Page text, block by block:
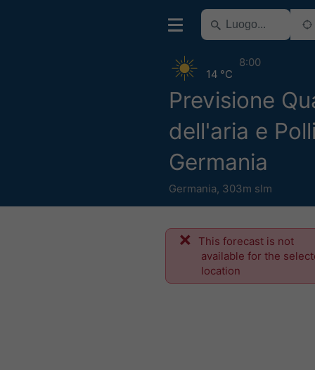
Previsione
dell'aria e
Germania
Germania, 303m slm
14 °C
8:00
This forecast is not
available for the
location